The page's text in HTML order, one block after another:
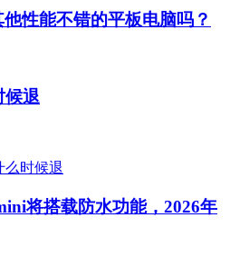
性能不错的平板电脑吗？
候退
将搭载防水功能，2026年